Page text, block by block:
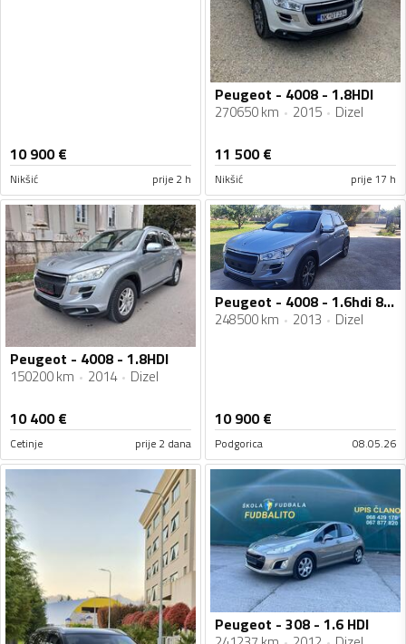
10 900€
Nikšić prije 2 h
Peugeot - 4008 - 1.8HDI
270650 km 2015 Dizel
11 500€
Nikšić prije 17 h
Peugeot - 4008 - 1.8HDI
150200 km 2014 Dizel
10 400€
Cetinje prije 2 dana
Peugeot - 4008 - 1.6hdi 84kw
248500 km 2013 Dizel
10 900€
Podgorica 08.05.26
Peugeot - 308 - 1.6 HDI